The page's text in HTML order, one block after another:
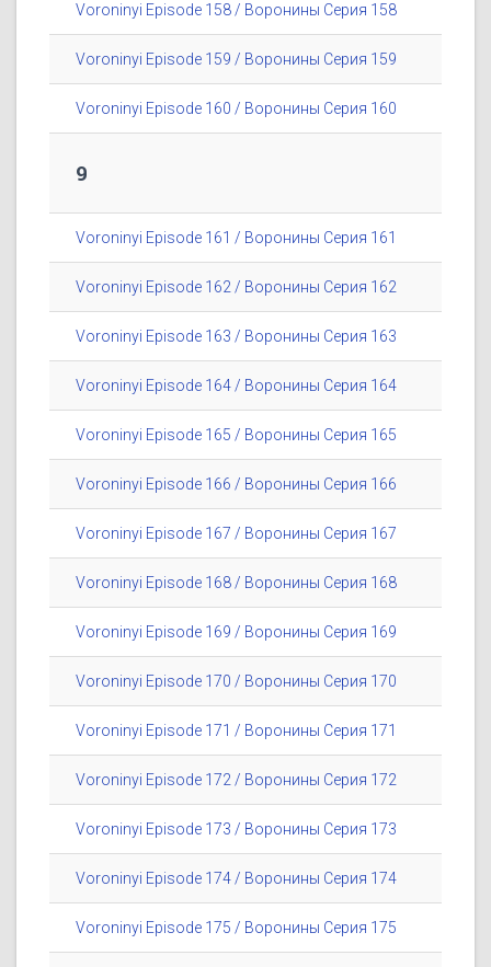
Voroninyi Episode 158 / Воронины Серия 158
Voroninyi Episode 159 / Воронины Серия 159
Voroninyi Episode 160 / Воронины Серия 160
9
Voroninyi Episode 161 / Воронины Серия 161
Voroninyi Episode 162 / Воронины Серия 162
Voroninyi Episode 163 / Воронины Серия 163
Voroninyi Episode 164 / Воронины Серия 164
Voroninyi Episode 165 / Воронины Серия 165
Voroninyi Episode 166 / Воронины Серия 166
Voroninyi Episode 167 / Воронины Серия 167
Voroninyi Episode 168 / Воронины Серия 168
Voroninyi Episode 169 / Воронины Серия 169
Voroninyi Episode 170 / Воронины Серия 170
Voroninyi Episode 171 / Воронины Серия 171
Voroninyi Episode 172 / Воронины Серия 172
Voroninyi Episode 173 / Воронины Серия 173
Voroninyi Episode 174 / Воронины Серия 174
Voroninyi Episode 175 / Воронины Серия 175